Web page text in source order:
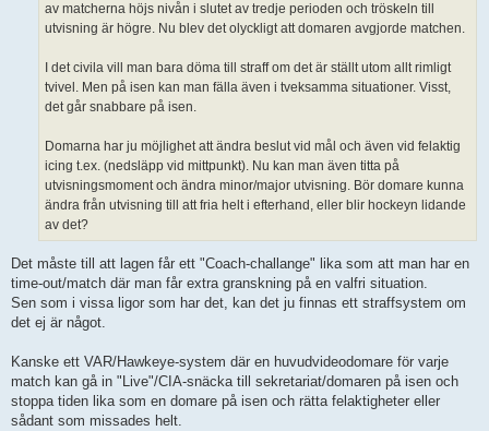
av matcherna höjs nivån i slutet av tredje perioden och tröskeln till
utvisning är högre. Nu blev det olyckligt att domaren avgjorde matchen.
I det civila vill man bara döma till straff om det är ställt utom allt rimligt
tvivel. Men på isen kan man fälla även i tveksamma situationer. Visst,
det går snabbare på isen.
Domarna har ju möjlighet att ändra beslut vid mål och även vid felaktig
icing t.ex. (nedsläpp vid mittpunkt). Nu kan man även titta på
utvisningsmoment och ändra minor/major utvisning. Bör domare kunna
ändra från utvisning till att fria helt i efterhand, eller blir hockeyn lidande
av det?
Det måste till att lagen får ett "Coach-challange" lika som att man har en
time-out/match där man får extra granskning på en valfri situation.
Sen som i vissa ligor som har det, kan det ju finnas ett straffsystem om
det ej är något.
Kanske ett VAR/Hawkeye-system där en huvudvideodomare för varje
match kan gå in "Live"/CIA-snäcka till sekretariat/domaren på isen och
stoppa tiden lika som en domare på isen och rätta felaktigheter eller
sådant som missades helt.